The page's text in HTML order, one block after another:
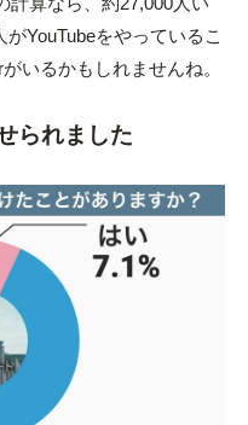
YouTubeをやっているこ
るかもしれませんね。
られました